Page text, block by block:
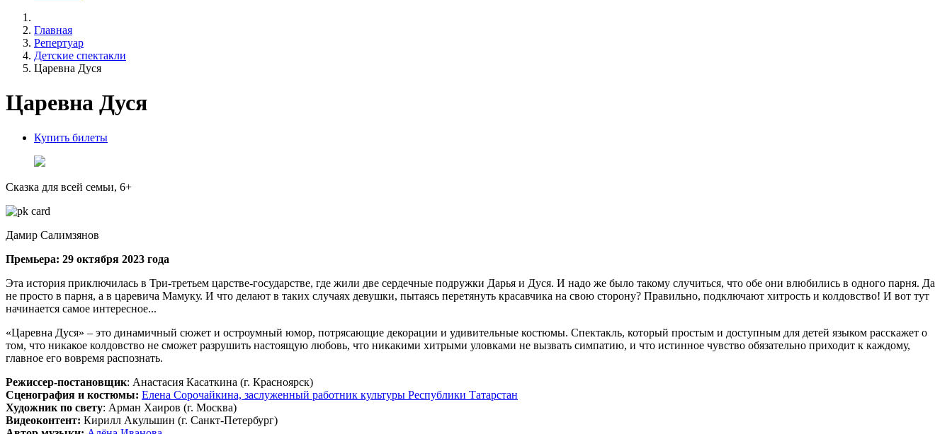
Главная
Репертуар
Детские спектакли
Царевна Дуся
Царевна Дуся
Купить билеты
Сказка для всей семьи, 6+
Дамир Салимзянов
Премьера: 29 октября 2023 года
Эта история приключилась в Три-третьем царстве-государстве, где жили две сердечные подружки Дарья и Дуся. И надо же было такому случиться, что обе они влюбились в одного парня. Да
не просто в парня, а в царевича Мамуку. И что делают в таких случаях девушки, пытаясь перетянуть красавчика на свою сторону? Правильно, подключают хитрость и колдовство! И вот тут
начинается самое интересное...
«Царевна Дуся» – это динамичный сюжет и остроумный юмор, потрясающие декорации и удивительные костюмы. Спектакль, который простым и доступным для детей языком расскажет о
том, что никакое колдовство не сможет разрушить настоящую любовь, что никакими хитрыми уловками не вызвать симпатию, и что истинное чувство обязательно приходит к каждому,
главное его вовремя распознать.
Режиссер-постановщик: Анастасия Касаткина (г. Красноярск)
Сценография и костюмы: Елена Сорочайкина, заслуженный работник культуры Республики Татарстан
Художник по свету: Арман Хаиров (г. Москва)
Видеоконтент: Кирилл Акульшин (г. Санкт-Петербург)